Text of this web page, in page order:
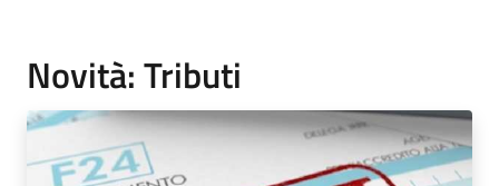
Novità: Tributi